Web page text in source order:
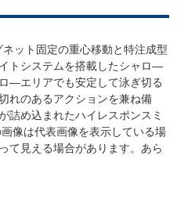
ット固定の重心移動と特注成型
トシステムを搭載したシャロ―
―エリアでも安定して泳ぎ切る
れのあるアクションを兼ね備
詰め込まれたハイレスポンスミ
像は代表画像を表示している場
て見える場合があります。あら